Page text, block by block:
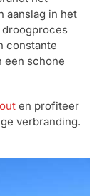
aanslag in het
constante
een schone
en profiteer
verbranding.